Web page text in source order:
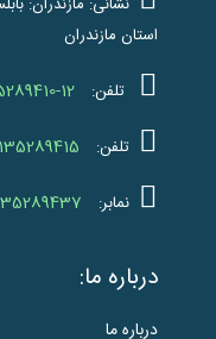
استان مازندران
تلفن: 12
تلفن:
نمابر:
درباره ما:
درباره ما